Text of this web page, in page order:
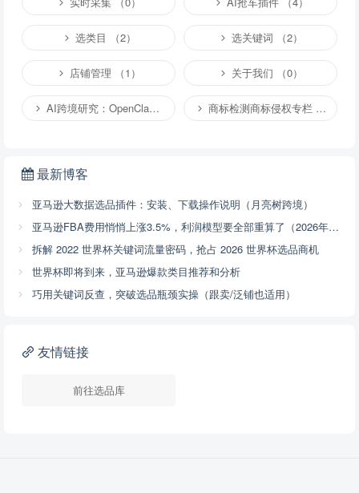
选类目 （2） 选关键词 （2）
店铺管理 （1） 关于我们 （0）
AI跨境研究：OpenClaw小龙虾等应用 （2） 商标检测商标侵权专栏 （1）
最新博客
亚马逊大数据选品插件：安装、下载操作说明（月亮树跨境）
亚马逊FBA费用悄悄上涨3.5%，利润模型要全部重算了（2026年4月17号已开始执行，附解决方案）
拆解 2022 世界杯关键词流量密码，抢占 2026 世界杯选品商机
世界杯即将到来，亚马逊爆款类目推荐和分析
巧用关键词反查，突破选品瓶颈实操（跟卖/泛铺也适用）
友情链接
前往选品库